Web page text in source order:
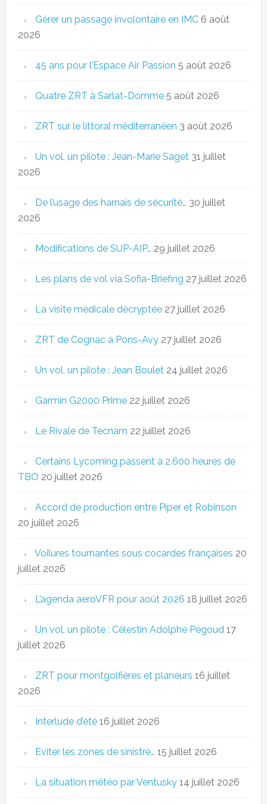
Gérer un passage involontaire en IMC 6 août
2026
45 ans pour l’Espace Air Passion 5 août 2026
Quatre ZRT à Sarlat-Domme 5 août 2026
ZRT sur le littoral méditerranéen 3 août 2026
Un vol, un pilote : Jean-Marie Saget 31 juillet
2026
De l’usage des harnais de sécurité… 30 juillet
2026
Modifications de SUP-AIP… 29 juillet 2026
Les plans de vol via Sofia-Briefing 27 juillet 2026
La visite médicale décryptée 27 juillet 2026
ZRT de Cognac à Pons-Avy 27 juillet 2026
Un vol, un pilote : Jean Boulet 24 juillet 2026
Garmin G2000 Prime 22 juillet 2026
Le Rivale de Tecnam 22 juillet 2026
Certains Lycoming passent à 2.600 heures de
TBO 20 juillet 2026
Accord de production entre Piper et Robinson
20 juillet 2026
Voilures tournantes sous cocardes françaises 20
juillet 2026
L’agenda aeroVFR pour août 2026 18 juillet 2026
Un vol, un pilote : Célestin Adolphe Pégoud 17
juillet 2026
ZRT pour montgolfières et planeurs 16 juillet
2026
Interlude d’été 16 juillet 2026
Eviter les zones de sinistre… 15 juillet 2026
La situation météo par Ventusky 14 juillet 2026